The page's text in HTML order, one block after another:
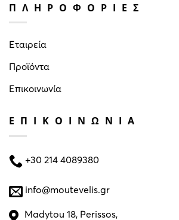
ΠΛΗΡΟΦΟΡΙΕΣ
Εταιρεία
Προϊόντα
Επικοινωνία
ΕΠΙΚΟΙΝΩΝΙΑ
+30 214 4089380
info@moutevelis.gr
Madytou 18, Perissos,